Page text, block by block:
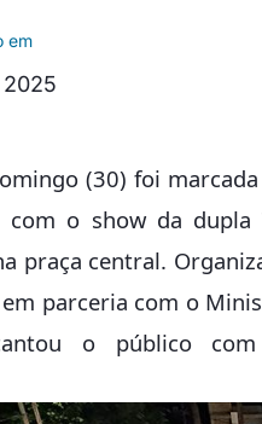
em
2025
(30) foi
com o show da
praça central.
parceria com o
o público com